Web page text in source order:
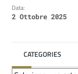
Data:
2 Ottobre 2025
CATEGORIES